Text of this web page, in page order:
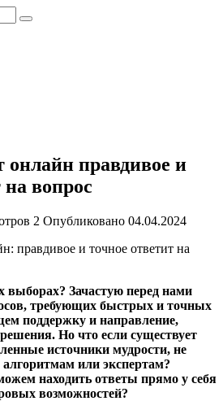
онлайн правдивое и
на вопрос
2 Опубликовано 04.04.2024
Зачастую перед нами
требующих быстрых и точных
поддержку и направление,
Но что если существует
источники мудрости, не
или экспертам?
находить ответы прямо у себя
возможностей?